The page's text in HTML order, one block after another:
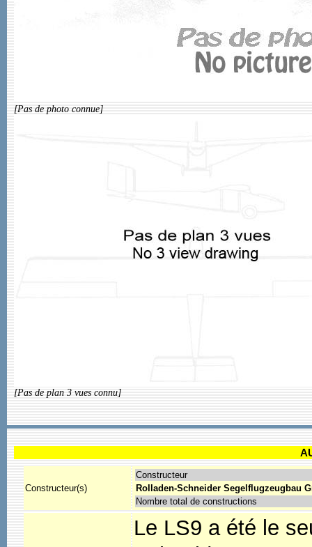
[Pas de photo connue]
[Pas de plan 3 vues connu]
Constructeur(s)
Constructeur
Rolladen-Schneider Segelflugzeugbau
Nombre total de constructions
Le LS9 a été le